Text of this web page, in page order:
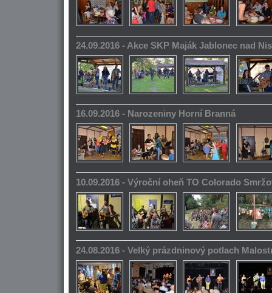
24.09.2016 - Akce SKP Maják Jablonec nad
16.09.2016 - Narozeniny Horní Branná
10.09.2016 - Výroční oheň TO Colorado
24.08.2016 - Velký prázdninový potlach